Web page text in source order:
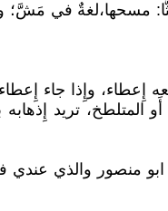
مسحها،لغةٌ في
وإِذا جاء
المتلطخ، تريد
منصور والذي عندي